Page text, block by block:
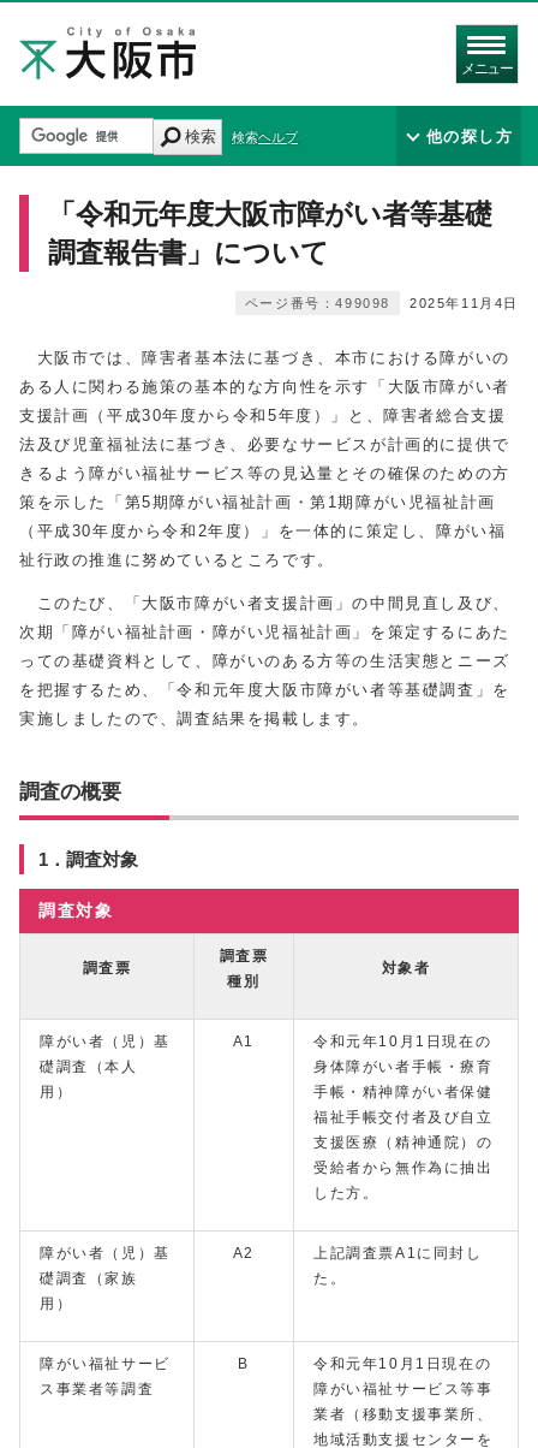
メニュー
検索 検索ヘルプ 他の探し方
「令和元年度大阪市障がい者等基礎
調査報告書」について
2025年11月4日
ページ番号：499098
大阪市では、障害者基本法に基づき、本市における障がいの
ある人に関わる施策の基本的な方向性を示す「大阪市障がい者
支援計画（平成30年度から令和5年度）」と、障害者総合支援
法及び児童福祉法に基づき、必要なサービスが計画的に提供で
きるよう障がい福祉サービス等の見込量とその確保のための方
策を示した「第5期障がい福祉計画・第1期障がい児福祉計画
（平成30年度から令和2年度）」を一体的に策定し、障がい福
祉行政の推進に努めているところです。
このたび、「大阪市障がい者支援計画」の中間見直し及び、
次期「障がい福祉計画・障がい児福祉計画」を策定するにあた
っての基礎資料として、障がいのある方等の生活実態とニーズ
を把握するため、「令和元年度大阪市障がい者等基礎調査」を
実施しましたので、調査結果を掲載します。
調査の概要
1．調査対象
調査対象
調査票
調査票
種別
対象者
障がい者（児）基
礎調査（本人
用）
A1
令和元年10月1日現在の
身体障がい者手帳・療育
手帳・精神障がい者保健
福祉手帳交付者及び自立
支援医療（精神通院）の
受給者から無作為に抽出
した方。
障がい者（児）基
礎調査（家族
用）
A2
上記調査票A1に同封し
た。
障がい福祉サービ
ス事業者等調査
B
令和元年10月1日現在の
障がい福祉サービス等事
業者（移動支援事業所、
地域活動支援センターを